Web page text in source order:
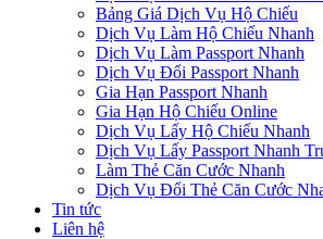
Bảng Giá Dịch Vụ Hộ Chiếu
Dịch Vụ Làm Hộ Chiếu Nhanh
Dịch Vụ Làm Passport Nhanh
Dịch Vụ Đổi Passport Nhanh
Gia Hạn Passport Nhanh
Gia Hạn Hộ Chiếu Online
Dịch Vụ Lấy Hộ Chiếu Nhanh
Dịch Vụ Lấy Passport Nhanh
Làm Thẻ Căn Cước Nhanh
Dịch Vụ Đổi Thẻ Căn Cước
Tin tức
Liên hệ